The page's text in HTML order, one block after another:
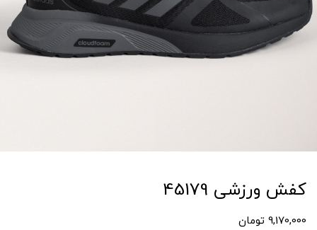
کفش ورزشی 45179
9,170,000 تومان